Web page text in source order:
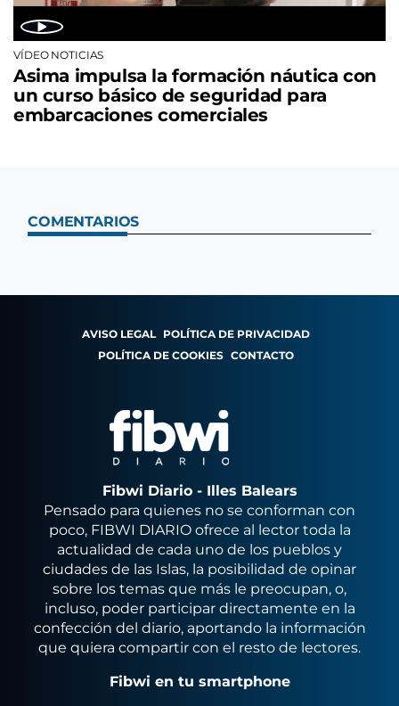
VÍDEO NOTICIAS
Asima impulsa la formación náutica con
un curso básico de seguridad para
embarcaciones comerciales
COMENTARIOS
AVISO LEGAL POLÍTICA DE PRIVACIDAD
POLÍTICA DE COOKIES CONTACTO
Fibwi Diario - Illes Balears
Pensado para quienes no se conforman con
poco, FIBWI DIARIO ofrece al lector toda la
actualidad de cada uno de los pueblos y
ciudades de las Islas, la posibilidad de opinar
sobre los temas que más le preocupan, o,
incluso, poder participar directamente en la
confección del diario, aportando la información
que quiera compartir con el resto de lectores.
Fibwi en tu smartphone